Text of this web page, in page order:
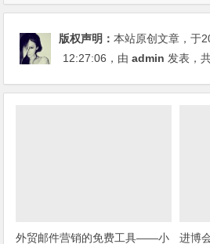
版权声明：本站原创文章，于
12:27:06 ，由admin 发表，
外贸邮件营销的免费工具——小
进博